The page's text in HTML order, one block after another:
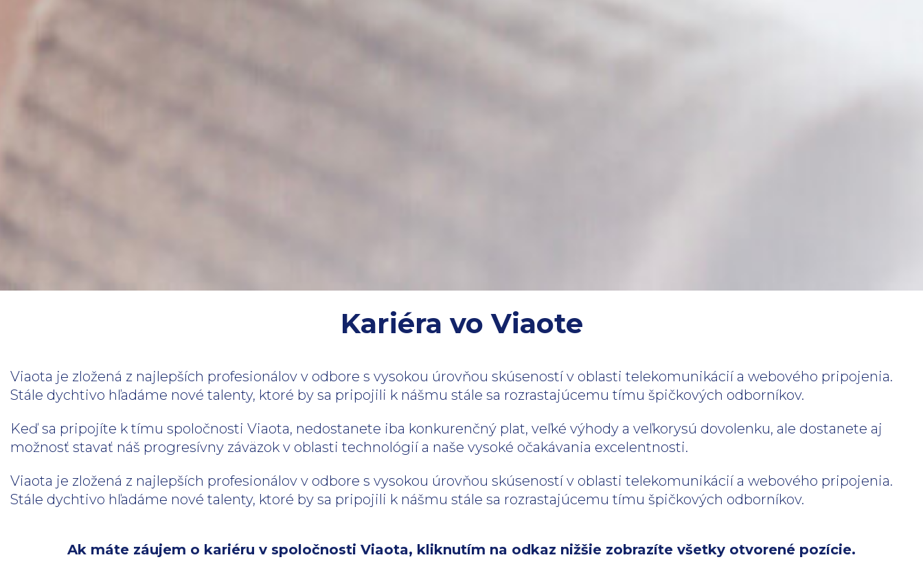
Kariéra vo Viaote
Viaota je zložená z najlepších profesionálov v odbore s vysokou úrovňou skúseností v oblasti telekomunikácií a webového pripojenia.
Stále dychtivo hľadáme nové talenty, ktoré by sa pripojili k nášmu stále sa rozrastajúcemu tímu špičkových odborníkov.
Keď sa pripojíte k tímu spoločnosti Viaota, nedostanete iba konkurenčný plat, veľké výhody a veľkorysú dovolenku, ale dostanete aj
možnosť stavať náš progresívny záväzok v oblasti technológií a naše vysoké očakávania excelentnosti.
Viaota je zložená z najlepších profesionálov v odbore s vysokou úrovňou skúseností v oblasti telekomunikácií a webového pripojenia.
Stále dychtivo hľadáme nové talenty, ktoré by sa pripojili k nášmu stále sa rozrastajúcemu tímu špičkových odborníkov.
Ak máte záujem o kariéru v spoločnosti Viaota, kliknutím na odkaz nižšie zobrazíte všetky otvorené pozície.